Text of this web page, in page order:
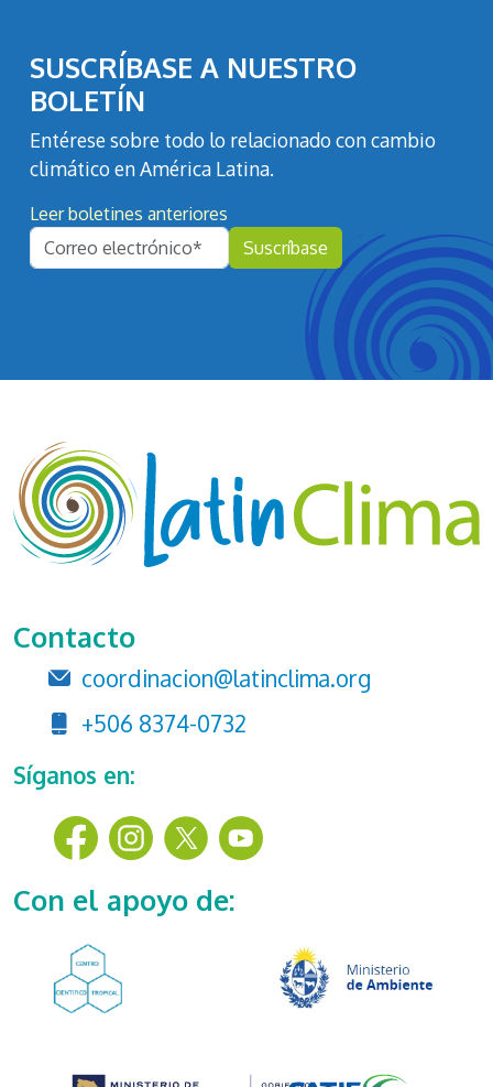
SUSCRÍBASE A NUESTRO
BOLETÍN
Entérese sobre todo lo relacionado con cambio
climático en América Latina.
Leer boletines anteriores
Contacto
coordinacion@latinclima.org
+506 8374-0732
Síganos en:
Con el apoyo de: